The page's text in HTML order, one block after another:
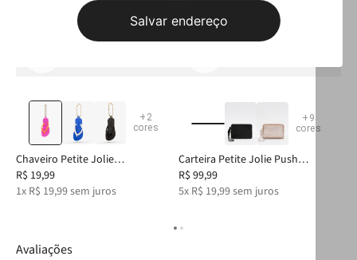
Salvar endereço
+ 2
cores
Chaveiro Petite Jolie
Tangerina/Fúcsia PJ20352
R$ 19,99
1x R$ 19,99sem juros
+ 9
cores
Carteira Petite Jolie Push
Tangerina Translúcido PJ20167
R$ 99,99
5x R$ 19,99sem juros
Avaliações